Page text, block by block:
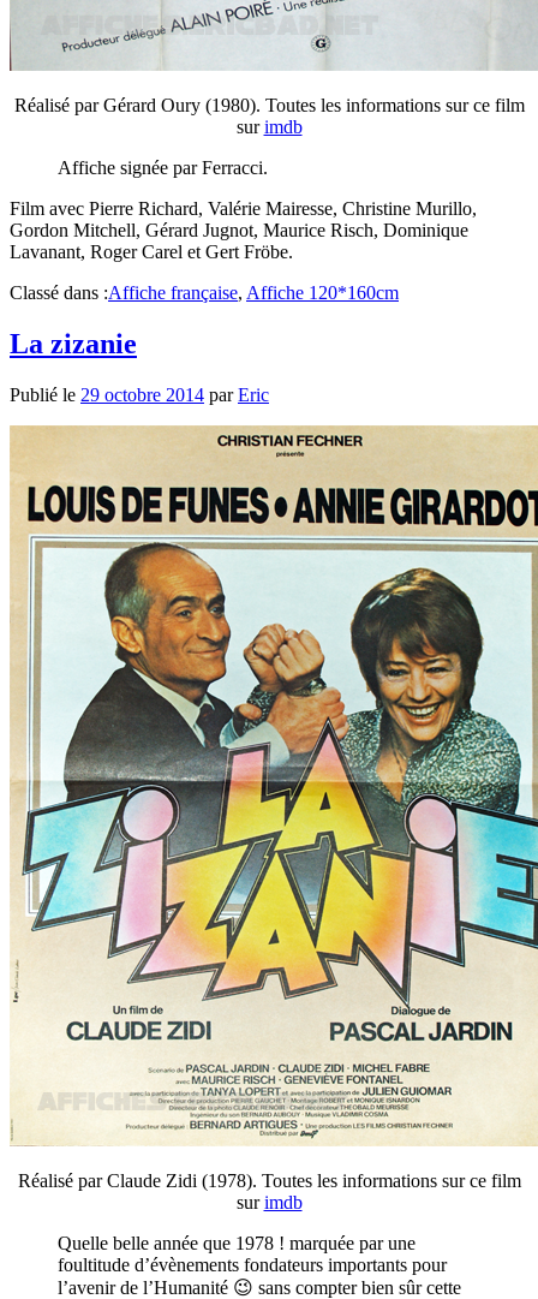
Réalisé par Gérard Oury (1980). Toutes les informations sur ce film
surimdb
Affiche signée par Ferracci.
Film avec Pierre Richard, Valérie Mairesse, Christine Murillo,
Gordon Mitchell, Gérard Jugnot, Maurice Risch, Dominique
Lavanant, Roger Carel et Gert Fröbe.
Classé dans :Affiche française, Affiche 120*160cm
La zizanie
Publié le 29 octobre 2014 parEric
Réalisé par Claude Zidi (1978). Toutes les informations sur ce film
surimdb
Quelle belle année que 1978 ! marquée par une
foultitude d’évènements fondateurs importants pour
l’avenir de l’Humanité 😉 sans compter bien sûr cette